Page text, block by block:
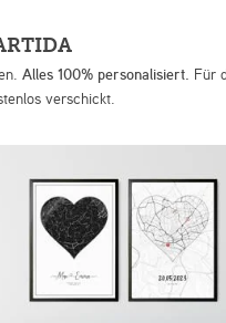
Alles 100% personalisiert. Für
verschickt.